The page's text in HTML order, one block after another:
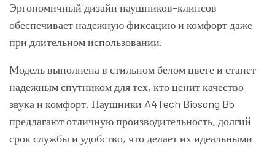
Эргономичный дизайн наушников-клипсов
обеспечивает надежную фиксацию и комфорт даже
при длительном использовании.
Модель выполнена в стильном белом цвете и станет
надежным спутником для тех, кто ценит качество
звука и комфорт. Наушники A4Tech Biosong B5
предлагают отличную производительность, долгий
срок службы и удобство, что делает их идеальными